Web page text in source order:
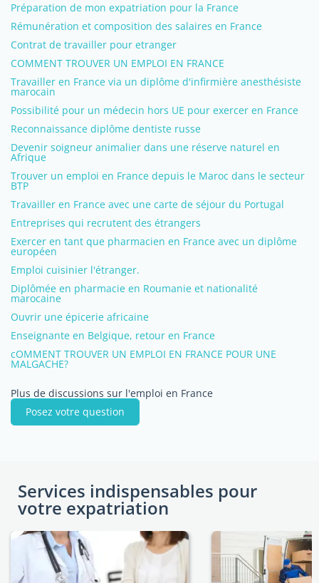
Préparation de mon expatriation pour la France
Rémunération et composition des salaires en France
Contrat de travailler pour etranger
COMMENT TROUVER UN EMPLOI EN FRANCE
Travailler en France via un diplôme d'infirmière anesthésiste
marocain
Possibilité pour un médecin hors UE pour exercer en France
Reconnaissance diplôme dentiste russe
Devenir soigneur animalier dans une réserve naturel en
Afrique
Trouver un emploi en France depuis le Maroc dans le secteur
BTP
Travailler en France avec une carte de séjour du Portugal
Entreprises qui recrutent des étrangers
Exercer en tant que pharmacien en France avec un diplôme
européen
Emploi cuisinier l'étranger.
Diplômée en pharmacie en Roumanie et nationalité
marocaine
Ouvrir une épicerie africaine
Enseignante en Belgique, retour en France
cOMMENT TROUVER UN EMPLOI EN FRANCE POUR UNE
MALGACHE?
Plus de discussions sur l'emploi en France
Posez votre question
Services indispensables pour
votre expatriation